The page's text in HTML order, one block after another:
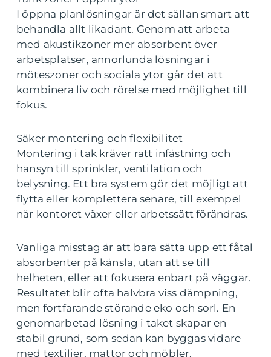
I öppna planlösningar är det sällan smart att
behandla allt likadant. Genom att arbeta
med akustikzoner mer absorbent över
arbetsplatser, annorlunda lösningar i
möteszoner och sociala ytor går det att
kombinera liv och rörelse med möjlighet till
fokus.
Säker montering och flexibilitet
Montering i tak kräver rätt infästning och
hänsyn till sprinkler, ventilation och
belysning. Ett bra system gör det möjligt att
flytta eller komplettera senare, till exempel
när kontoret växer eller arbetssätt förändras.
Vanliga misstag är att bara sätta upp ett fåtal
absorbenter på känsla, utan att se till
helheten, eller att fokusera enbart på väggar.
Resultatet blir ofta halvbra viss dämpning,
men fortfarande störande eko och sorl. En
genomarbetad lösning i taket skapar en
stabil grund, som sedan kan byggas vidare
med textilier, mattor och möbler.